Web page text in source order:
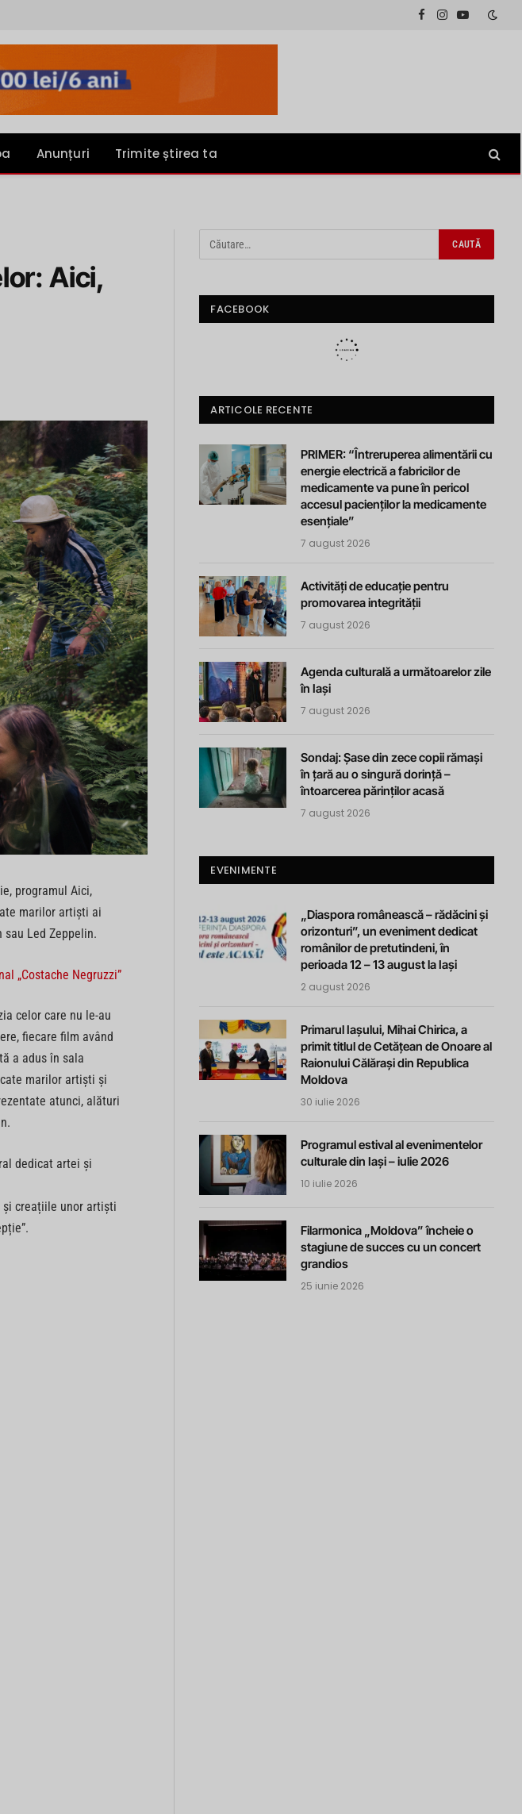
Facebook
InstagramYouTube
Anunțuri Trimite știrea ta
Aici,
programul Aici,
marilor artiști ai
sau Led Zeppelin.
„Costache Negruzzi”
celor care nu le-au
fiecare film având
a adus în sala
marilor artiști și
atunci, alături
dedicat artei și
și creațiile unor artiști
FACEBOOK
ARTICOLE RECENTE
PRIMER: “Întreruperea alimentării cu
energie electrică a fabricilor de
medicamente va pune în pericol
accesul pacienților la medicamente
esențiale”
7 august 2026
Activități de educație pentru
promovarea integrității
7 august 2026
Agenda culturală a următoarelor zile
în Iași
7 august 2026
Sondaj: Șase din zece copii rămași
în țară au o singură dorință –
întoarcerea părinților acasă
7 august 2026
EVENIMENTE
„Diaspora românească – rădăcini și
orizonturi”, un eveniment dedicat
românilor de pretutindeni, în
perioada 12 – 13 august la Iași
2 august 2026
Primarul Iașului, Mihai Chirica, a
primit titlul de Cetățean de Onoare al
Raionului Călărași din Republica
Moldova
30 iulie 2026
Programul estival al evenimentelor
culturale din Iași – iulie 2026
10 iulie 2026
Filarmonica „Moldova” încheie o
stagiune de succes cu un concert
grandios
25 iunie 2026